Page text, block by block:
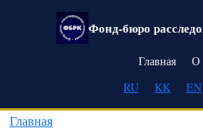
Перейти к основному содержанию
Фонд-бюро
Main
Главная
О
RU
KK EN
Главная